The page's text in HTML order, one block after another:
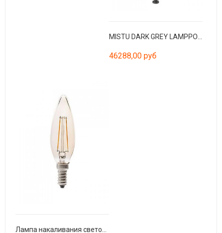
46288,00 руб